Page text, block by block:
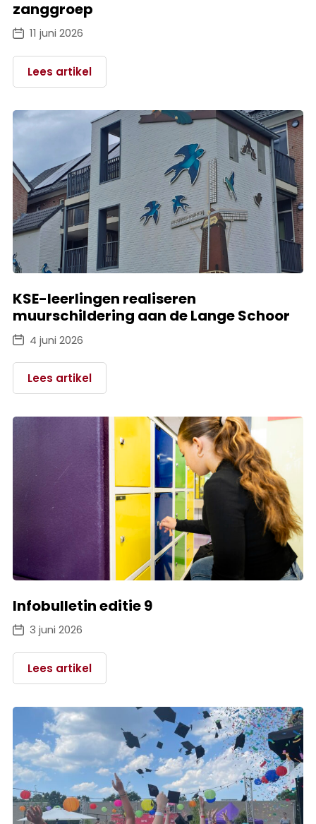
zanggroep
11 juni 2026
Lees artikel
KSE-leerlingen realiseren
muurschildering aan de Lange Schoor
4 juni 2026
Lees artikel
Infobulletin editie 9
3 juni 2026
Lees artikel